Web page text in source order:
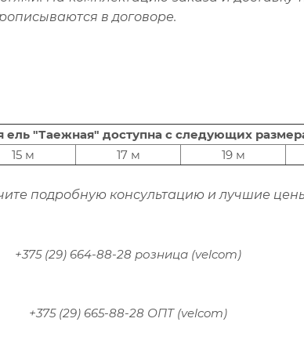
в договоре.
ель "Таежная" доступна с следующих
15 м 17 м 19 м
подробную консультацию и лучшие
+375 (29) 664-88-28 розница (velcom)
+375 (29) 665-88-28 ОПТ (velcom)